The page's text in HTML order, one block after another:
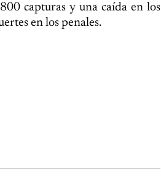
capturas y una caída en los
en los penales.